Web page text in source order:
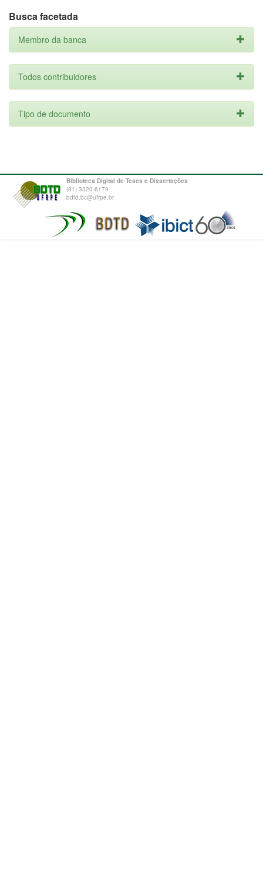
Busca facetada
Membro da banca
Todos contribuidores
Tipo de documento
Biblioteca Digital de Teses e Dissertações
(81) 3320-6179
bdtd.bc@ufrpe.br